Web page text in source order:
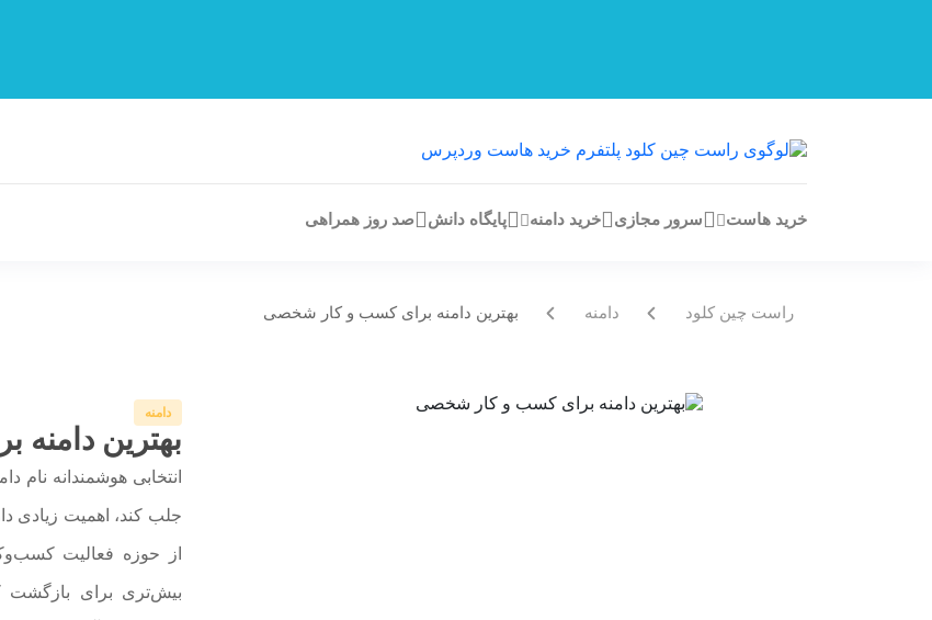
خرید هاست سرور مجازی خرید دامنه پایگاه دانش صد روز همراهی
راست چین کلود دامنه بهترین دامنه برای کسب و کار شخصی
دامنه
بهترین
انتخابی هوشمندانه نام
جلب کند، اهمیت زیادی
از حوزه فعالیت
بیش‌تری برای بازگشت